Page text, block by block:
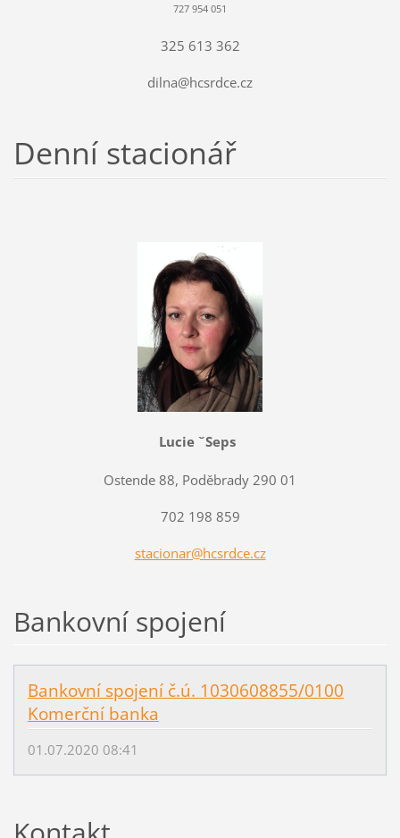
727 954 051
325 613 362
dilna@hcsrdce.cz
Denní stacionář
Lucie ˇSeps
Ostende 88, Poděbrady 290 01
702 198 859
stacionar@hcsrdce.cz
Bankovní spojení
Bankovní spojení č.ú. 1030608855/0100
Komerční banka
01.07.2020 08:41